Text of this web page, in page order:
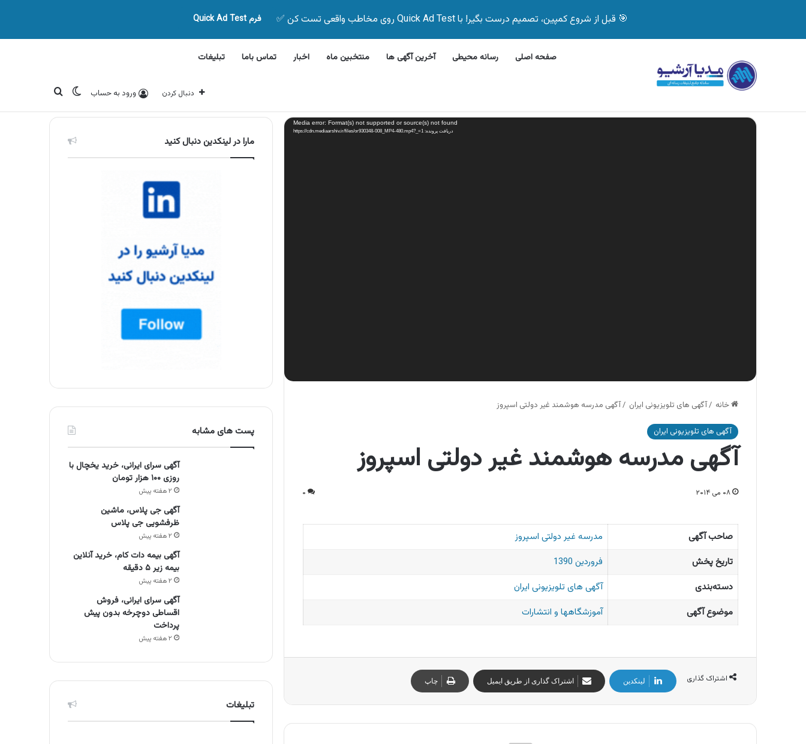
🎯 قبل از شروع کمپین، تصمیم درست بگیر! با Quick Ad Test روی مخاطب واقعی تست کن ✅ فرم Quick Ad Test
صفحه اصلی رسانه محیطی آخرین آگهی ها منتخبین ماه اخبار تماس باما تبلیغات
دنبال کردن ورود به حساب تغییر پوسته
جستجو برای یکشنبه, 9 آگوست 2026 آگهی های تازه
نمایشگر
ویدیو Media error: Format(s) not supported or source(s) not found
دریافت پرونده: https://cdn.mediaarshiv.ir/files/or930348-008_MP4-480.mp4?_=1
خانه /آگهی های تلویزیونی ایران /آگهی مدرسه هوشمند غیر دولتی اسپروز
آگهی های تلویزیونی ایران
آگهی مدرسه هوشمند غیر دولتی اسپروز
۰۸ می ۲۰۱۴ ۰
صاحب آگهی
مدرسه غیر دولتی اسپروز
تاریخ پخش
فروردین 1390
دسته‌بندی
آگهی های تلویزیونی ایران
موضوع آگهی
آموزشگاهها و انتشارات
اشتراک گذاری لینکدین اشتراک گذاری از طریق ایمیل چاپ
مارا در لینکدین دنبال کنید
پست های مشابه
آگهی سرای ایرانی، خرید یخچال با
روزی ۱۰۰ هزار تومان
۲ هفته پیش
آگهی جی پلاس، ماشین
ظرفشویی جی پلاس
۲ هفته پیش
آگهی بیمه دات کام، خرید آنلاین
بیمه زیر ۵ دقیقه
۲ هفته پیش
آگهی سرای ایرانی، فروش
اقساطی دوچرخه بدون پیش
پرداخت
۲ هفته پیش
تبلیغات